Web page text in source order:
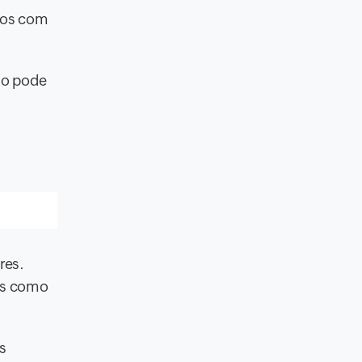
com
pode
como